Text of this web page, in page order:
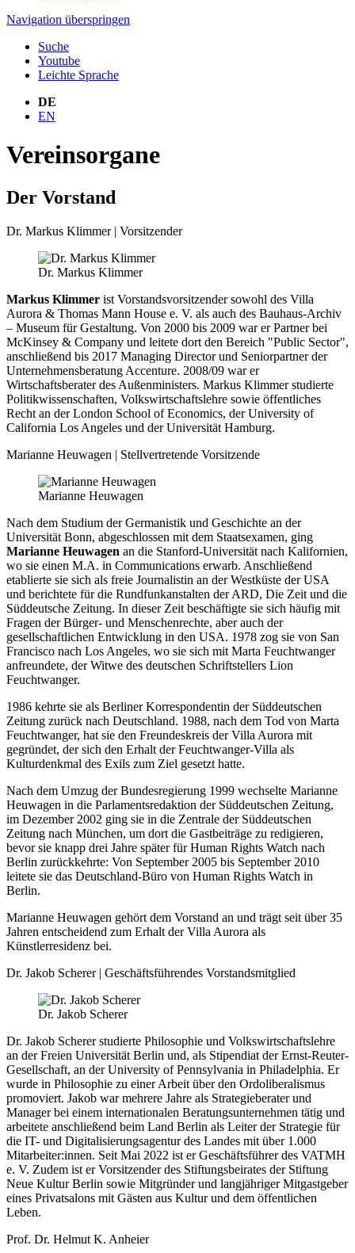
Navigation überspringen
Suche
Youtube
Leichte Sprache
DE
EN
Vereinsorgane
Der Vorstand
Dr. Markus Klimmer | Vorsitzender
Dr. Markus Klimmer
Markus Klimmer ist Vorstandsvorsitzender sowohl des Villa
Aurora & Thomas Mann House e. V. als auch des Bauhaus-Archiv
– Museum für Gestaltung. Von 2000 bis 2009 war er Partner bei
McKinsey & Company und leitete dort den Bereich "Public Sector",
anschließend bis 2017 Managing Director und Seniorpartner der
Unternehmensberatung Accenture. 2008/09 war er
Wirtschaftsberater des Außenministers. Markus Klimmer studierte
Politikwissenschaften, Volkswirtschaftslehre sowie öffentliches
Recht an der London School of Economics, der University of
California Los Angeles und der Universität Hamburg.
Marianne Heuwagen | Stellvertretende Vorsitzende
Marianne Heuwagen
Nach dem Studium der Germanistik und Geschichte an der
Universität Bonn, abgeschlossen mit dem Staatsexamen, ging
Marianne Heuwagen an die Stanford-Universität nach Kalifornien,
wo sie einen M.A. in Communications erwarb. Anschließend
etablierte sie sich als freie Journalistin an der Westküste der USA
und berichtete für die Rundfunkanstalten der ARD, Die Zeit und die
Süddeutsche Zeitung. In dieser Zeit beschäftigte sie sich häufig mit
Fragen der Bürger- und Menschenrechte, aber auch der
gesellschaftlichen Entwicklung in den USA. 1978 zog sie von San
Francisco nach Los Angeles, wo sie sich mit Marta Feuchtwanger
anfreundete, der Witwe des deutschen Schriftstellers Lion
Feuchtwanger.
1986 kehrte sie als Berliner Korrespondentin der Süddeutschen
Zeitung zurück nach Deutschland. 1988, nach dem Tod von Marta
Feuchtwanger, hat sie den Freundeskreis der Villa Aurora mit
gegründet, der sich den Erhalt der Feuchtwanger-Villa als
Kulturdenkmal des Exils zum Ziel gesetzt hatte.
Nach dem Umzug der Bundesregierung 1999 wechselte Marianne
Heuwagen in die Parlamentsredaktion der Süddeutschen Zeitung,
im Dezember 2002 ging sie in die Zentrale der Süddeutschen
Zeitung nach München, um dort die Gastbeiträge zu redigieren,
bevor sie knapp drei Jahre später für Human Rights Watch nach
Berlin zurückkehrte: Von September 2005 bis September 2010
leitete sie das Deutschland-Büro von Human Rights Watch in
Berlin.
Marianne Heuwagen gehört dem Vorstand an und trägt seit über 35
Jahren entscheidend zum Erhalt der Villa Aurora als
Künstlerresidenz bei.
Dr. Jakob Scherer | Geschäftsführendes Vorstandsmitglied
Dr. Jakob Scherer
Dr. Jakob Scherer studierte Philosophie und Volkswirtschaftslehre
an der Freien Universität Berlin und, als Stipendiat der Ernst-Reuter-
Gesellschaft, an der University of Pennsylvania in Philadelphia. Er
wurde in Philosophie zu einer Arbeit über den Ordoliberalismus
promoviert. Jakob war mehrere Jahre als Strategieberater und
Manager bei einem internationalen Beratungsunternehmen tätig und
arbeitete anschließend beim Land Berlin als Leiter der Strategie für
die IT- und Digitalisierungsagentur des Landes mit über 1.000
Mitarbeiter:innen. Seit Mai 2022 ist er Geschäftsführer des VATMH
e. V. Zudem ist er Vorsitzender des Stiftungsbeirates der Stiftung
Neue Kultur Berlin sowie Mitgründer und langjähriger Mitgastgeber
eines Privatsalons mit Gästen aus Kultur und dem öffentlichen
Leben.
Prof. Dr. Helmut K. Anheier